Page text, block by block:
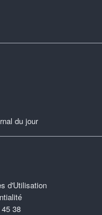
du jour
d'Utilisation
38